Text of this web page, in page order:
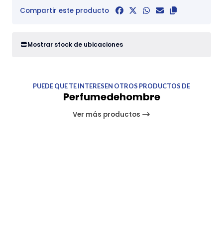
Compartir este producto
Mostrar stock de ubicaciones
PUEDE QUE TE INTERESEN OTROS PRODUCTOS DE
Perfumedehombre
Ver más productos